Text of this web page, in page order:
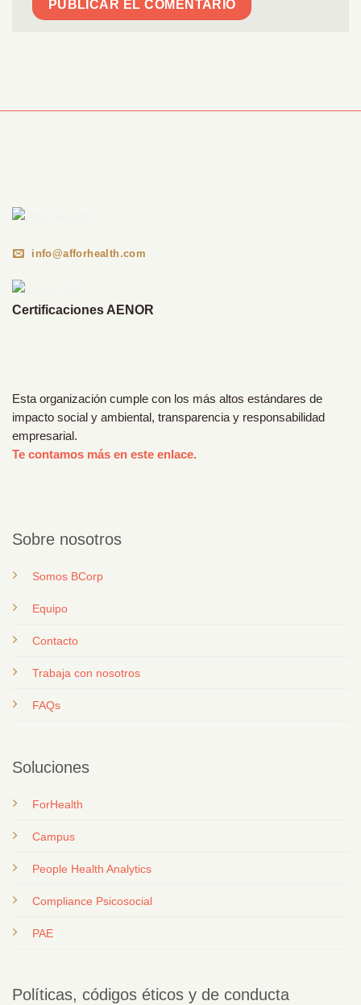
info@afforhealth.com
Certificaciones AENOR
Esta organización cumple con los más altos estándares de
impacto social y ambiental, transparencia y responsabilidad
empresarial.
Te contamos más en este enlace.
Sobre nosotros
Somos BCorp
Equipo
Contacto
Trabaja con nosotros
FAQs
Soluciones
ForHealth
Campus
People Health Analytics
Compliance Psicosocial
PAE
Políticas, códigos éticos y de conducta